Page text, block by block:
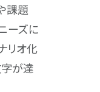
課題
ーズに
リオ化
字が達